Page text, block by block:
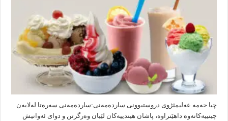
چیا حه‌مه‌ عه‌لیمێژوى دروستبوونى سارده‌مه‌نى:سارده‌مه‌نى سه‌ره‌تا له‌لایه‌ن
چینییه‌كانه‌وه‌ داهێنراوه‌، پاشان هیندییه‌كان لێیان وه‌رگرتن و دواى ئه‌وانیش